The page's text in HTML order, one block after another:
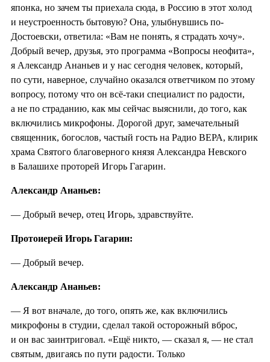
японка, но зачем ты приехала сюда, в Россию в этот холод
и неустроенность бытовую? Она, улыбнувшись по-
Достоевски, ответила: «Вам не понять, я страдать хочу».
Добрый вечер, друзья, это программа «Вопросы неофита»,
я Александр Ананьев и у нас сегодня человек, который,
по сути, наверное, случайно оказался ответчиком по этому
вопросу, потому что он всё-таки специалист по радости,
а не по страданию, как мы сейчас выяснили, до того, как
включились микрофоны. Дорогой друг, замечательный
священник, богослов, частый гость на Радио ВЕРА, клирик
храма Святого благоверного князя Александра Невского
в Балашихе проторей Игорь Гагарин.
Александр Ананьев:
— Добрый вечер, отец Игорь, здравствуйте.
Протоиерей Игорь Гагарин:
— Добрый вечер.
Александр Ананьев:
— Я вот вначале, до того, опять же, как включились
микрофоны в студии, сделал такой осторожный вброс,
и он вас заинтриговал. «Ещё никто, — сказал я, — не стал
святым, двигаясь по пути радости. Только